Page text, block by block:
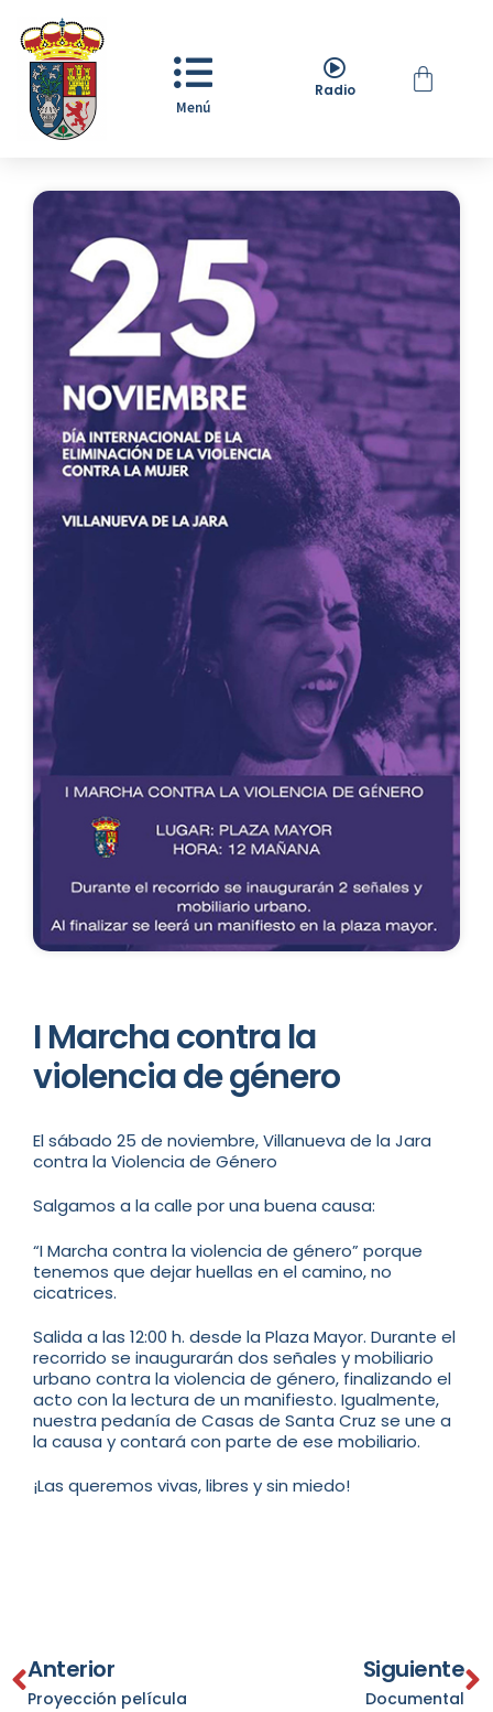
Menú
Radio
I Marcha contra la
violencia de género
El sábado 25 de noviembre, Villanueva de la Jara
contra la Violencia de Género
Salgamos a la calle por una buena causa:
“I Marcha contra la violencia de género” porque
tenemos que dejar huellas en el camino, no
cicatrices.
Salida a las 12:00 h. desde la Plaza Mayor. Durante el
recorrido se inaugurarán dos señales y mobiliario
urbano contra la violencia de género, finalizando el
acto con la lectura de un manifiesto. Igualmente,
nuestra pedanía de Casas de Santa Cruz se une a
la causa y contará con parte de ese mobiliario.
¡Las queremos vivas, libres y sin miedo!
Anterior
Proyección película
Siguiente
Documental